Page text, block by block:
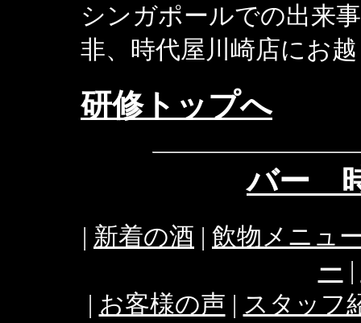
シンガポールでの出来
非、時代屋川崎店にお
研修トップへ
バー
| 新着の酒 | 飲物メニュ
ー |
| お客様の声 | スタッフ